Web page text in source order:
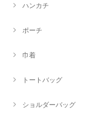
ハンカチ
ポーチ
巾着
トートバッグ
ショルダーバッグ